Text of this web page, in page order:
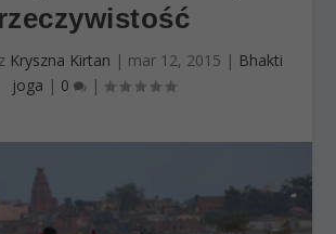
rzeczywistość
Kryszna Kirtan | mar 12, 2015 | Bhakti
joga | 0 |